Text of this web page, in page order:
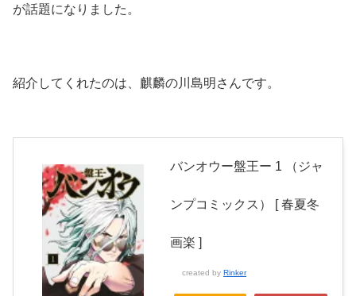
が話題になりました。
紹介してくれたのは、麒麟の川島明さんです。
バンオウー盤王ー 1 （ジャ
ンプコミックス） [ 春夏冬
画楽 ]
created by Rinker